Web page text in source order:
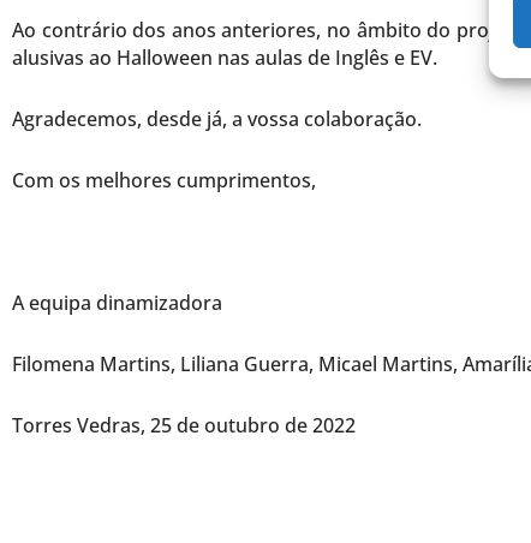
Ao contrário dos anos anteriores, no âmbito do projeto
alusivas ao Halloween nas aulas de Inglês e EV.
Agradecemos, desde já, a vossa colaboração.
Com os melhores cumprimentos,
A equipa dinamizadora
Filomena Martins, Liliana Guerra, Micael Martins,
Torres Vedras, 25 de outubro de 2022